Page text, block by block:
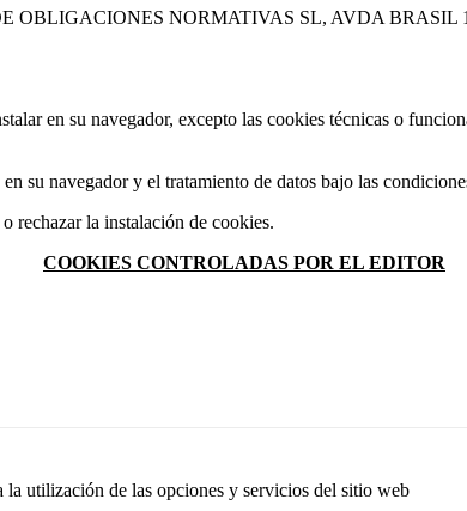
OBLIGACIONES NORMATIVAS SL, AVDA BRASIL
en su navegador, excepto las cookies técnicas o
su navegador y el tratamiento de datos bajo las
rechazar la instalación de cookies.
COOKIES CONTROLADAS POR EL EDITOR
la utilización de las opciones y servicios del sitio web